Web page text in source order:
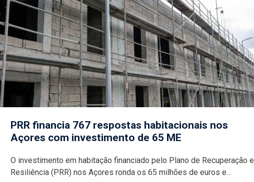
PRR financia 767 respostas habitacionais nos
Açores com investimento de 65 ME
O investimento em habitação financiado pelo Plano de Recuperação e
Resiliência (PRR) nos Açores ronda os 65 milhões de euros e